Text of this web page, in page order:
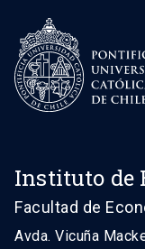
Instituto de
Facultad de
Avda. Vicuña